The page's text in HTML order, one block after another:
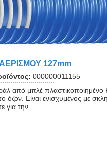
127mm
000000011155
από μπλέ πλαστικοποιημένο
όζον. Είναι ενισχυμένος με
για την...